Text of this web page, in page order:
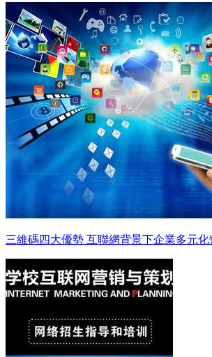
三維碼四大優勢 互聯網背景下企業多元化